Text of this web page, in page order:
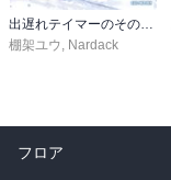
出遅れテイマーのその日暮らし 16
棚架ユウ, Nardack
フロア